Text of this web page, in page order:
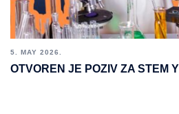
5. MAY 2026.
OTVOREN JE POZIV ZA STEM